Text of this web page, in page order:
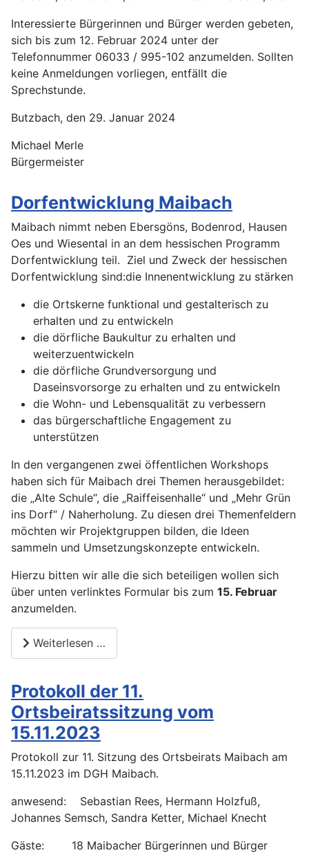
Interessierte Bürgerinnen und Bürger werden gebeten,
sich bis zum 12. Februar 2024 unter der
Telefonnummer 06033 / 995-102 anzumelden. Sollten
keine Anmeldungen vorliegen, entfällt die
Sprechstunde.
Butzbach, den 29. Januar 2024
Michael Merle
Bürgermeister
Dorfentwicklung Maibach
Maibach nimmt neben Ebersgöns, Bodenrod, Hausen
Oes und Wiesental in an dem hessischen Programm
Dorfentwicklung teil. Ziel und Zweck der hessischen
Dorfentwicklung sind:die Innenentwicklung zu stärken
die Ortskerne funktional und gestalterisch zu
erhalten und zu entwickeln
die dörfliche Baukultur zu erhalten und
weiterzuentwickeln
die dörfliche Grundversorgung und
Daseinsvorsorge zu erhalten und zu entwickeln
die Wohn- und Lebensqualität zu verbessern
das bürgerschaftliche Engagement zu
unterstützen
In den vergangenen zwei öffentlichen Workshops
haben sich für Maibach drei Themen herausgebildet:
die „Alte Schule“, die „Raiffeisenhalle“ und „Mehr Grün
ins Dorf“ / Naherholung. Zu diesen drei Themenfeldern
möchten wir Projektgruppen bilden, die Ideen
sammeln und Umsetzungskonzepte entwickeln.
Hierzu bitten wir alle die sich beteiligen wollen sich
über unten verlinktes Formular bis zum 15. Februar
anzumelden.
Weiterlesen …
Protokoll der 11.
Ortsbeiratssitzung vom
15.11.2023
Protokoll zur 11. Sitzung des Ortsbeirats Maibach am
15.11.2023 im DGH Maibach.
anwesend: Sebastian Rees, Hermann Holzfuß,
Johannes Semsch, Sandra Ketter, Michael Knecht
Gäste: 18 Maibacher Bürgerinnen und Bürger